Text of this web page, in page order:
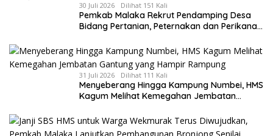
30 Juli 2026 Dilihat 151 Kali
Pemkab Malaka Rekrut Pendamping Desa
Bidang Pertanian, Peternakan dan Perikanan,
31 Juli 2026 Dilihat 111 Kali
Menyeberang Hingga Kampung Numbei, HMS
Kagum Melihat Kemegahan Jembatan